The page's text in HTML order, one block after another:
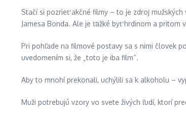
Stačí si pozrieť akčné filmy – to je zdroj
Jamesa Bonda. Ale je ťažké byť hrdinom a pritom
Pri pohľade na filmové postavy sa s nimi človek
uvedomením si, že „toto je iba film“.
Aby to mnohí prekonali, uchýlili sa k alkoholu –
Muži potrebujú vzory vo svete živých ľudí, ktorí